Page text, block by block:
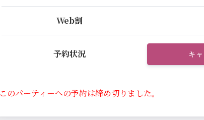
Web割
予約状況 キ
このパーティーへの予約は締め切りました。